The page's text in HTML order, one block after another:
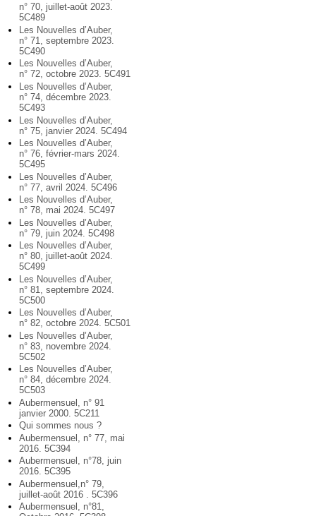
n° 70, juillet-août 2023.
5C489
Les Nouvelles d’Auber,
n° 71, septembre 2023.
5C490
Les Nouvelles d’Auber,
n° 72, octobre 2023. 5C491
Les Nouvelles d’Auber,
n° 74, décembre 2023.
5C493
Les Nouvelles d’Auber,
n° 75, janvier 2024. 5C494
Les Nouvelles d’Auber,
n° 76, février-mars 2024.
5C495
Les Nouvelles d’Auber,
n° 77, avril 2024. 5C496
Les Nouvelles d’Auber,
n° 78, mai 2024. 5C497
Les Nouvelles d’Auber,
n° 79, juin 2024. 5C498
Les Nouvelles d’Auber,
n° 80, juillet-août 2024.
5C499
Les Nouvelles d’Auber,
n° 81, septembre 2024.
5C500
Les Nouvelles d’Auber,
n° 82, octobre 2024. 5C501
Les Nouvelles d’Auber,
n° 83, novembre 2024.
5C502
Les Nouvelles d’Auber,
n° 84, décembre 2024.
5C503
Aubermensuel, n° 91
janvier 2000. 5C211
Qui sommes nous ?
Aubermensuel, n° 77, mai
2016. 5C394
Aubermensuel, n°78, juin
2016. 5C395
Aubermensuel,n° 79,
juillet-août 2016 . 5C396
Aubermensuel, n°81,